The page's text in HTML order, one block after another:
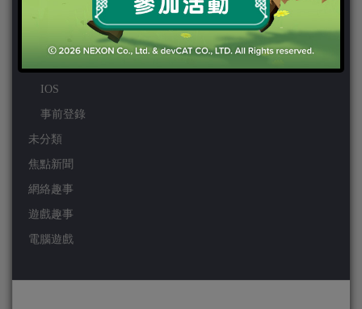
IOS
事前登錄
未分類
焦點新聞
網絡趣事
遊戲趣事
電腦遊戲